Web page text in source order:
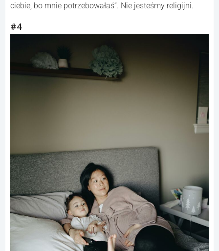
ciebie, bo mnie potrzebowałaś”. Nie jesteśmy religijni.
#4